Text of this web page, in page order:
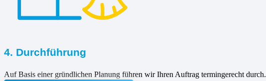
4. Durchführung
Auf Basis einer gründlichen Planung führen wir Ihren Auftrag termingerecht durch.